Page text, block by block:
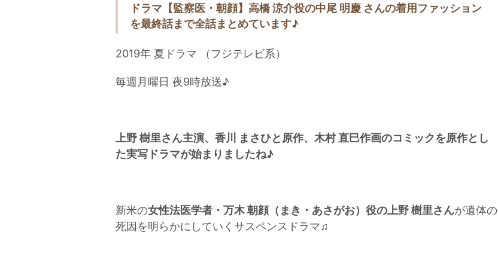
ドラマ【監察医・朝顔】高橋 涼介役の中尾 明慶 さんの着用ファッション
を最終話まで全話まとめています♪
2019年 夏ドラマ （フジテレビ系）
毎週月曜日 夜9時放送♪
上野 樹里さん主演、香川 まさひと原作、木村 直巳作画のコミックを原作とし
た実写ドラマが始まりましたね♪
新米の女性法医学者・万木 朝顔（まき・あさがお）役の上野 樹里さんが遺体の
死因を明らかにしていくサスペンスドラマ♫